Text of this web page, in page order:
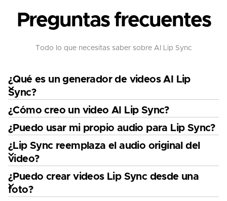
Preguntas frecuentes
Todo lo que necesitas saber sobre AI Lip Sync
¿Qué es un generador de videos AI Lip
Sync?
¿Cómo creo un video AI Lip Sync?
¿Puedo usar mi propio audio para Lip Sync?
¿Lip Sync reemplaza el audio original del
video?
¿Puedo crear videos Lip Sync desde una
foto?